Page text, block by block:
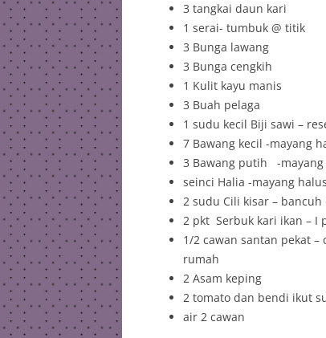
3 tangkai daun kari
1 serai- tumbuk @ titik
3 Bunga lawang
3 Bunga cengkih
1 Kulit kayu manis
3 Buah pelaga
1 sudu kecil Biji sawi –
7 Bawang kecil -mayang
3 Bawang putih -mayang
seinci Halia -mayang halus
2 sudu Cili kisar –
2 pkt Serbuk kari ikan – I
1/2 cawan santan pekat
rumah
2 Asam keping
2 tomato dan bendi ikut
air 2 cawan